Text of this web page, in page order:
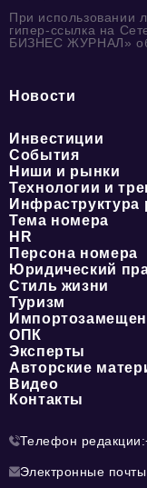
При использовании
гипер-ссылка на
БИЗНЕС ЖУРНАЛ»
Новости
Инвестиции
События
Ниши и рынки
Технологии и
Инфраструктура
Тема номера
HR
Персона номера
Юридический
Стиль жизни
Туризм
ОПК
Эксперты
Авторские
Видео
Контакты
Телефон редакции:
Электронные